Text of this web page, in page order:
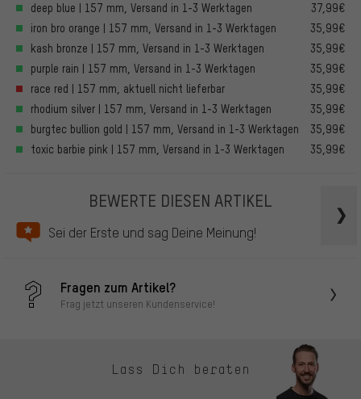
deep blue | 157 mm, Versand in 1-3 Werktagen
37,99€
iron bro orange | 157 mm, Versand in 1-3 Werktagen
35,99€
kash bronze | 157 mm, Versand in 1-3 Werktagen
35,99€
purple rain | 157 mm, Versand in 1-3 Werktagen
35,99€
race red | 157 mm, aktuell nicht lieferbar
35,99€
rhodium silver | 157 mm, Versand in 1-3 Werktagen
35,99€
burgtec bullion gold | 157 mm, Versand in 1-3 Werktagen
35,99€
toxic barbie pink | 157 mm, Versand in 1-3 Werktagen
35,99€
BEWERTE DIESEN ARTIKEL
Sei der Erste und sag Deine Meinung!
Fragen zum Artikel?
Frag jetzt unseren Kundenservice!
Lass Dich beraten